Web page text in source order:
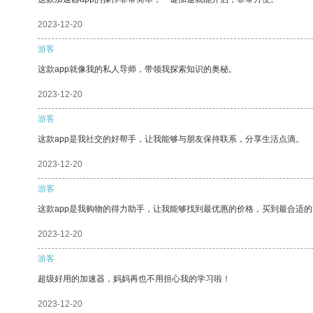
2023-12-20
游客
这款app就像我的私人导师，带领我探索知识的奥秘。
2023-12-20
游客
这款app是我社交的好帮手，让我能够与朋友保持联系，分享生活点滴。
2023-12-20
游客
这款app是我购物的得力助手，让我能够找到最优惠的价格，买到最合适
2023-12-20
游客
超级好用的加速器，妈妈再也不用担心我的学习啦！
2023-12-20